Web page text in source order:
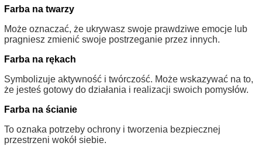
Farba na twarzy
Może oznaczać, że ukrywasz swoje prawdziwe emocje lub
pragniesz zmienić swoje postrzeganie przez innych.
Farba na rękach
Symbolizuje aktywność i twórczość. Może wskazywać na to,
że jesteś gotowy do działania i realizacji swoich pomysłów.
Farba na ścianie
To oznaka potrzeby ochrony i tworzenia bezpiecznej
przestrzeni wokół siebie.